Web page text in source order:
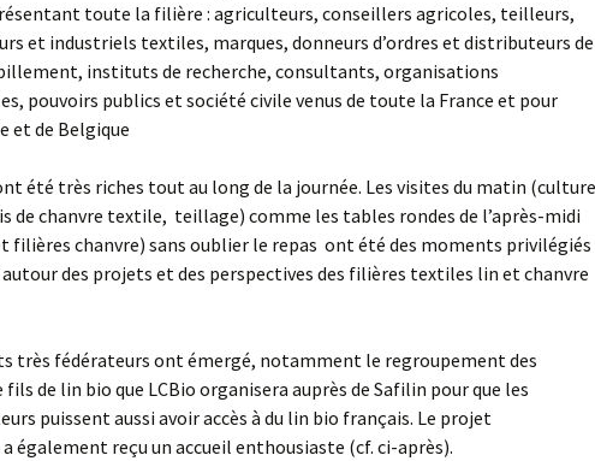
toute la filière : agriculteurs, conseillers agricoles, teilleurs,
et industriels textiles, marques, donneurs d’ordres et distributeurs de
instituts de recherche, consultants, organisations
pouvoirs publics et société civile venus de toute la France et pour
et de Belgique
été très riches tout au long de la journée. Les visites du matin (culture
de chanvre textile, teillage) comme les tables rondes de l’après-midi
filières chanvre) sans oublier le repas ont été des moments privilégiés
des projets et des perspectives des filières textiles lin et chanvre
très fédérateurs ont émergé, notamment le regroupement des
fils de lin bio que LCBio organisera auprès de Safilin pour que les
puissent aussi avoir accès à du lin bio français. Le projet
a également reçu un accueil enthousiaste (cf. ci-après).